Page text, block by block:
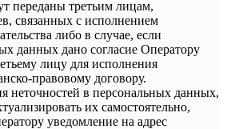
переданы третьим лицам,
связанных с исполнением
либо в случае, если
данных дано согласие Оператору
лицу для исполнения
правовому договору.
неточностей в персональных данных,
их самостоятельно,
уведомление на адрес